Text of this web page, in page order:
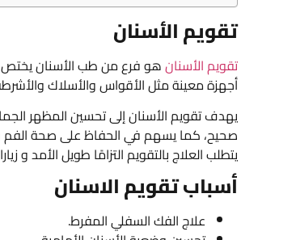
تقويم الأسنان
تقويم الأسنانهو فرع من طب الأسنان يختص
أجهزة معينة مثل الأقواس والأسلاك
يهدف تقويم الأسنان إلى تحسين المظهر
صحيح، كما يسهم في الحفاظ على صحة الفم
يتطلب العلاج بالتقويم التزامًا طويل الأمد و
أسباب تقويم الاسنان
علاج الفك السفلي المفرط.